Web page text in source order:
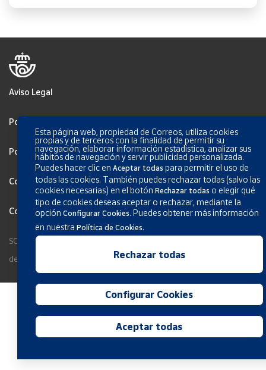
Aviso Legal
Política de privacidad
Política de Cookies
Configurar Cookies
Condiciones generales de los servicios
SOCIEDAD ESTATAL CORREOS Y TELÉGRAFOS, S.A., S.M.E. Todos los
derechos reservados.
Esta página web, propiedad de Correos, utiliza cookies
propias y de terceros con la finalidad de permitir su
navegación, elaborar información estadística, analizar sus
hábitos de navegación y servir publicidad personalizada.
Puedes hacer clic enAceptar todas para permitir el uso de
todas las cookies. También puedes rechazar todas (salvo las
cookies necesarias) en el botónRechazar todas o elegir qué
tipo de cookies deseas aceptar o rechazar, mediante la
opciónConfigurar Cookies. Puedes obtener más información
en nuestraPolítica de Cookies.
Rechazar todas
Configurar Cookies
Aceptar todas